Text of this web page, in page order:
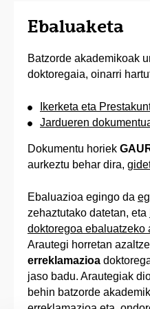
Ebaluaketa
Batzorde akademikoak
doktoregaia, oinarri
Ikerketa eta
Jardueren
Dokumentu horiek
aurkeztu behar dira,
Ebaluazioa egingo da
zehaztutako datetan, eta
doktoregoa ebaluatzeko
Arautegi horretan
erreklamazioa
jaso badu. Arautegiak
behin batzorde